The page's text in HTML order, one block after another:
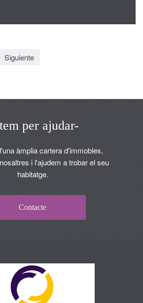
Siguiente
per ajudar-
àmplia cartera d'immobles,
i l'ajudem a trobar el seu
habitatge.
Contacte